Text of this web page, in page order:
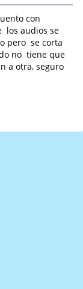
con
los audios se
pero se corta
no tiene que
a otra, seguro